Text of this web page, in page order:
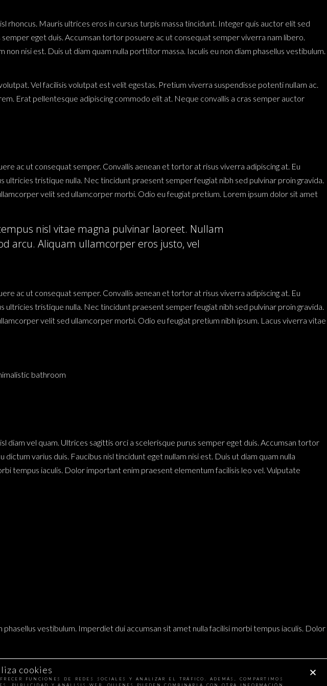
rhoncus. Mauris ultrices eros in cursus turpis massa tincidunt. Integer quis auctor elit sed
eget duis. Accumsan tortor posuere ac ut consequat semper viverra nam libero.
nisi est. Duis ut diam quam nulla porttitor massa. Iaculis eu non diam phasellus vestibulum.
Vel facilisis volutpat est velit egestas. Pretium viverra suspendisse potenti nullam ac.
Erat pellentesque adipiscing commodo elit at. Neque convallis a cras semper auctor
ac ut consequat semper. Convallis aenean et tortor at risus viverra adipiscing at. Eu
tristique nulla. Nec tincidunt praesent semper feugiat nibh sed pulvinar proin gravida.
velit sed ullamcorper morbi. Odio eu feugiat pretium. Lorem ipsum dolor sit amet
nisl vitae magna pulvinar laoreet. Nullam
arcu. Aliquam ullamcorper eros justo, vel
ac ut consequat semper. Convallis aenean et tortor at risus viverra adipiscing at. Eu
tristique nulla. Nec tincidunt praesent semper feugiat nibh sed pulvinar proin gravida.
velit sed ullamcorper morbi. Odio eu feugiat pretium nibh ipsum. Lacus viverra vitae
bathroom
diam vel quam. Ultrices sagittis orci a scelerisque purus semper eget duis. Accumsan tortor
varius duis. Faucibus nisl tincidunt eget nullam nisi est. Duis ut diam quam nulla
tempus iaculis. Dolor important enim praesent elementum facilisis leo vel. Vulputate
vestibulum. Imperdiet dui accumsan sit amet nulla facilisi morbi tempus iaculis. Dolor
. Vel facilisis volutpat est velit egestas. Pretium viverra suspendisse potenti nullam
Erat pellentesque adipiscing commodo elit at. Neque convallis a cras semper auctor
cookies
FUNCIONES DE REDES SOCIALES Y ANALIZAR EL TRÁFICO. ADEMÁS, COMPARTIMOS
PUBLICIDAD Y ANÁLISIS WEB, QUIENES PUEDEN COMBINARLA CON OTRA INFORMACIÓN